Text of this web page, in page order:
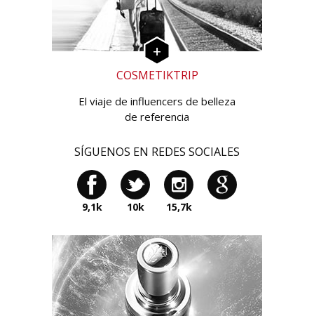
COSMETIKTRIP
El viaje de influencers de belleza
de referencia
SÍGUENOS EN REDES SOCIALES
9,1k 10k 15,7k